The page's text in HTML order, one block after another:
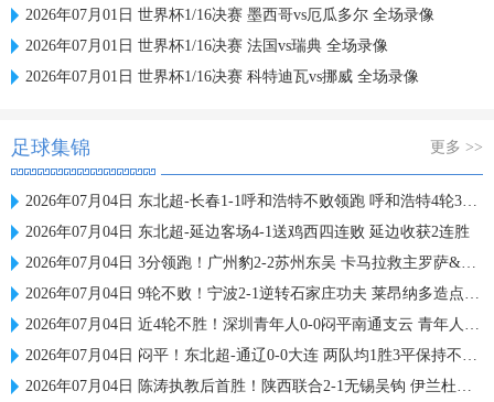
2026年07月01日 世界杯1/16决赛 墨西哥vs厄瓜多尔 全场录像
2026年07月01日 世界杯1/16决赛 法国vs瑞典 全场录像
2026年07月01日 世界杯1/16决赛 科特迪瓦vs挪威 全场录像
足球集锦 更多 >>
2026年07月04日 东北超-长春1-1呼和浩特不败领跑 呼和浩特4轮3平1负仍不胜
2026年07月04日 东北超-延边客场4-1送鸡西四连败 延边收获2连胜
2026年07月04日 3分领跑！广州豹2-2苏州东吴 卡马拉救主罗萨&埃斯特雷拉世界波
2026年07月04日 9轮不败！宁波2-1逆转石家庄功夫 莱昂纳多造点+点射刘洋制胜
2026年07月04日 近4轮不胜！深圳青年人0-0闷平南通支云 青年人仍中甲第2支云第3
2026年07月04日 闷平！东北超-通辽0-0大连 两队均1胜3平保持不败 大连遭三连平
2026年07月04日 陈涛执教后首胜！陕西联合2-1无锡吴钩 伊兰杜斯特双响+绝杀